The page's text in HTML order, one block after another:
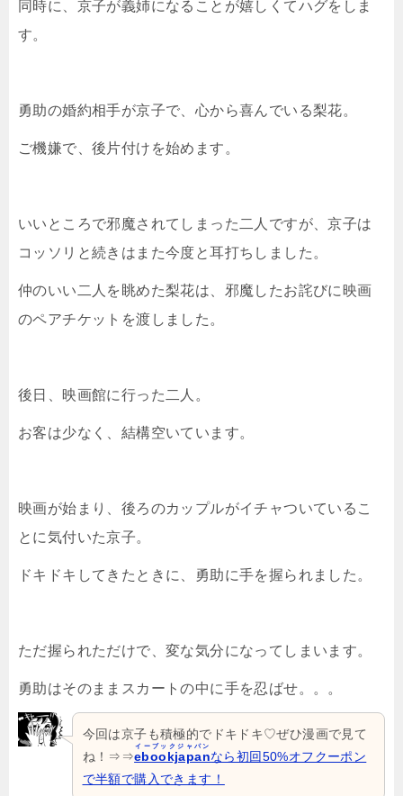
同時に、京子が義姉になることが嬉しくてハグをしま
す。
勇助の婚約相手が京子で、心から喜んでいる梨花。
ご機嫌で、後片付けを始めます。
いいところで邪魔されてしまった二人ですが、京子は
コッソリと続きはまた今度と耳打ちしました。
仲のいい二人を眺めた梨花は、邪魔したお詫びに映画
のペアチケットを渡しました。
後日、映画館に行った二人。
お客は少なく、結構空いています。
映画が始まり、後ろのカップルがイチャついているこ
とに気付いた京子。
ドキドキしてきたときに、勇助に手を握られました。
ただ握られただけで、変な気分になってしまいます。
勇助はそのままスカートの中に手を忍ばせ。。。
今回は京子も積極的でドキドキ♡ぜひ漫画で見て
ね！⇒⇒ebookjapan
イーブックジャパン
なら初回50%オフクーポン
で半額で購入できます！